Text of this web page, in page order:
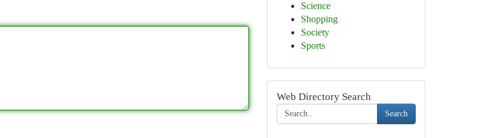
Science
Shopping
Society
Sports
Web Directory Search
Search